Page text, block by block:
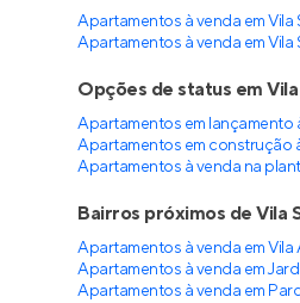
Apartamentos à venda em Vila
Apartamentos à venda em
Opções de status em
Apartamentos em lançamento
Apartamentos em construção
Apartamentos à venda na
Bairros próximos de Vila
Apartamentos à venda em Vila
Apartamentos à venda em
Apartamentos à venda em